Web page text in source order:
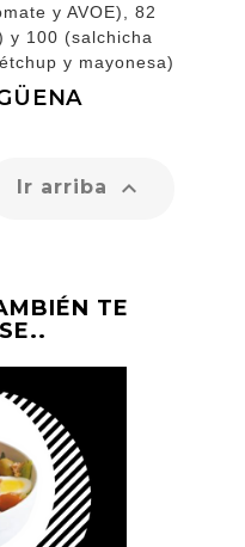
y AVOE), 82
y 100 (salchicha
y mayonesa)
Ir arriba 
TE